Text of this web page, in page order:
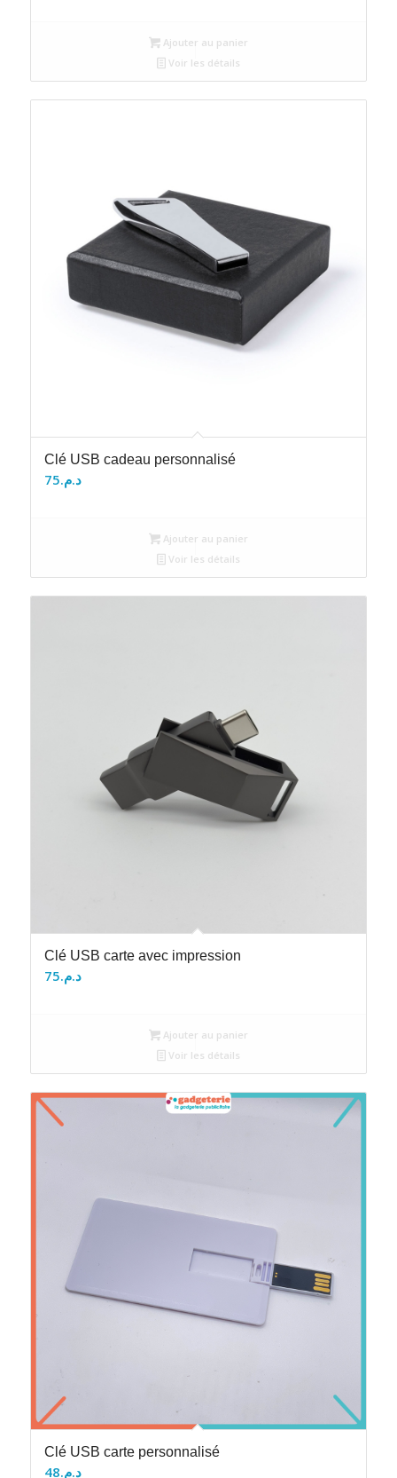
Ajouter au panier
Voir les détails
Clé USB cadeau personnalisé
د.م.75
Ajouter au panier
Voir les détails
Clé USB carte avec impression
د.م.75
Ajouter au panier
Voir les détails
Clé USB carte personnalisé
د.م.48